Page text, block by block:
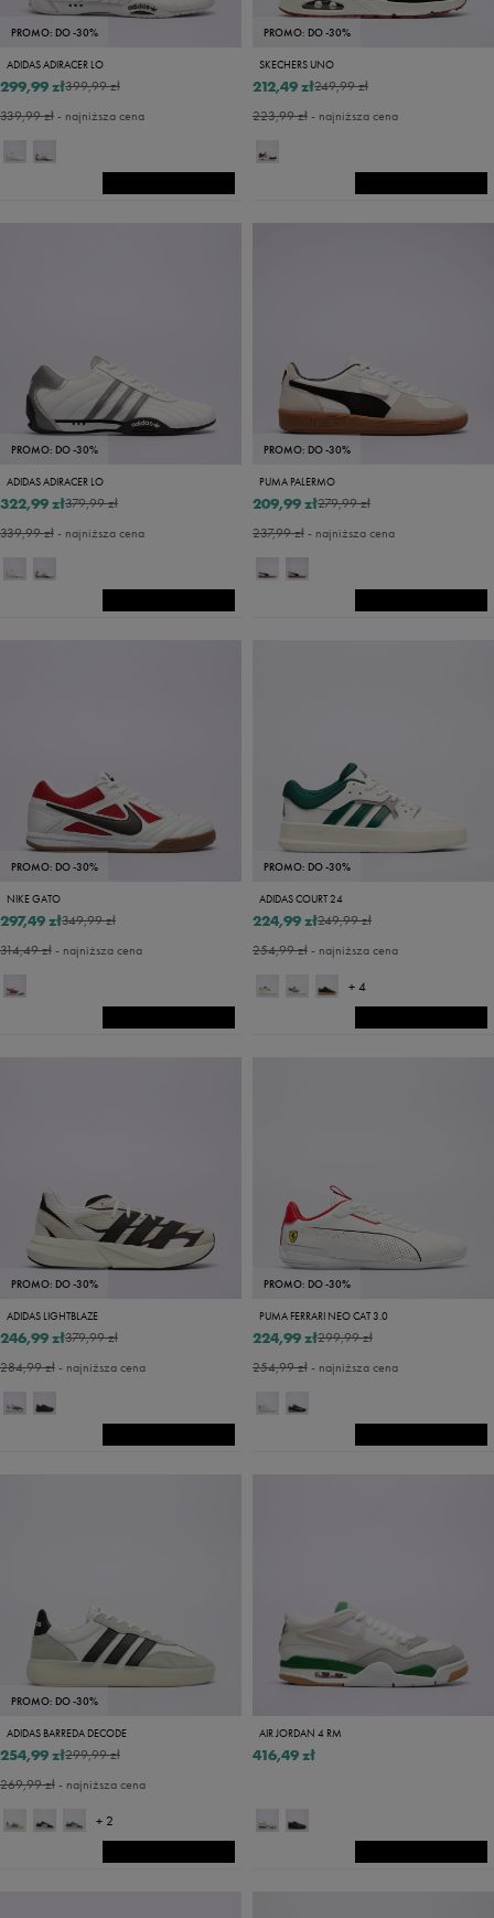
PROMO: DO -30%
ADIDAS ADIRACER LO
399,99 zł
299,99 zł
339,99 zł- najniższa cena
PROMO: DO -30%
SKECHERS UNO
249,99 zł
212,49 zł
223,99 zł- najniższa cena
PROMO: DO -30%
ADIDAS ADIRACER LO
379,99 zł
322,99 zł
339,99 zł- najniższa cena
PROMO: DO -30%
PUMA PALERMO
279,99 zł
209,99 zł
237,99 zł- najniższa cena
PROMO: DO -30%
NIKE GATO
349,99 zł
297,49 zł
314,49 zł- najniższa cena
PROMO: DO -30%
ADIDAS COURT 24
249,99 zł
224,99 zł
254,99 zł- najniższa cena
+ 4
PROMO: DO -30%
ADIDAS LIGHTBLAZE
379,99 zł
246,99 zł
284,99 zł- najniższa cena
PROMO: DO -30%
PUMA FERRARI NEO CAT 3.0
299,99 zł
224,99 zł
254,99 zł- najniższa cena
PROMO: DO -30%
ADIDAS BARREDA DECODE
299,99 zł
254,99 zł
269,99 zł- najniższa cena
+ 2
AIR JORDAN 4 RM
416,49 zł